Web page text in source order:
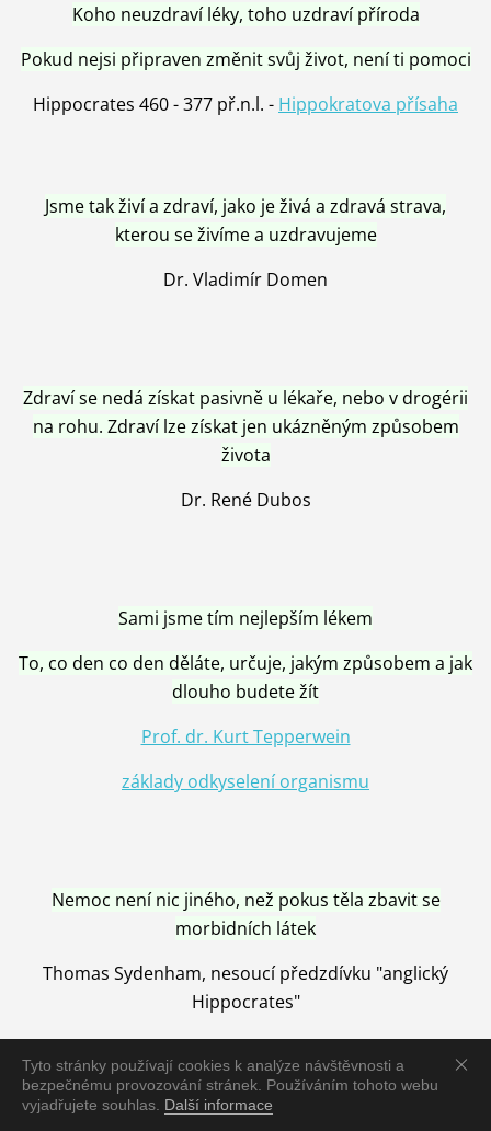
Tyto stránky používají cookies k analýze návštěvnosti a
bezpečnému provozování stránek. Používáním tohoto webu
vyjadřujete souhlas. Další informace
Koho neuzdraví léky, toho uzdraví příroda
Pokud nejsi připraven změnit svůj život, není ti pomoci
Hippocrates 460 - 377 př.n.l. - Hippokratova přísaha
Jsme tak živí a zdraví, jako je živá a zdravá strava,
kterou se živíme a uzdravujeme
Dr. Vladimír Domen
Zdraví se nedá získat pasivně u lékaře, nebo v drogérii
na rohu. Zdraví lze získat jen ukázněným způsobem
života
Dr. René Dubos
Sami jsme tím nejlepším lékem
To, co den co den děláte, určuje, jakým způsobem a jak
dlouho budete žít
Prof. dr. Kurt Tepperwein
základy odkyselení organismu
Nemoc není nic jiného, než pokus těla zbavit se
morbidních látek
Thomas Sydenham, nesoucí předzdívku "anglický
Hippocrates"
Nemoc je vyléčena jen pomocí Přírody, neutralizací a